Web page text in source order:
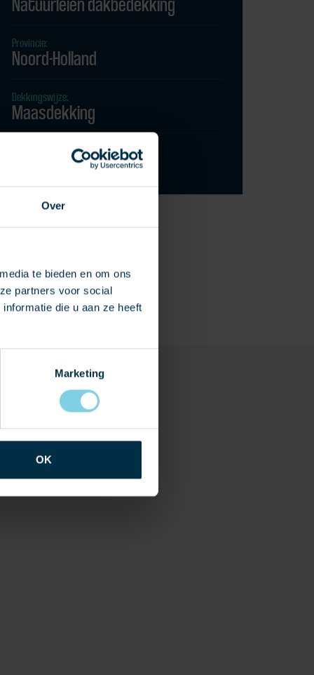
Over
te bieden en om ons
partners voor social
die u aan ze heeft
Marketing
OK
Provincie:
Noord-Holland
Dekkingswijze:
Maasdekking
Samaca 55 MH